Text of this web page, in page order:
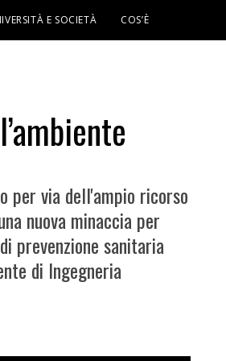
E SOCIETÀ COS’È
per via dell'ampio ricorso
nuova minaccia per
prevenzione sanitaria
di Ingegneria